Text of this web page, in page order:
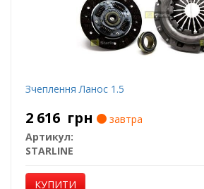
Зчеплення Ланос 1.5
2 616 грн
завтра
Артикул:
STARLINE
КУПИТИ